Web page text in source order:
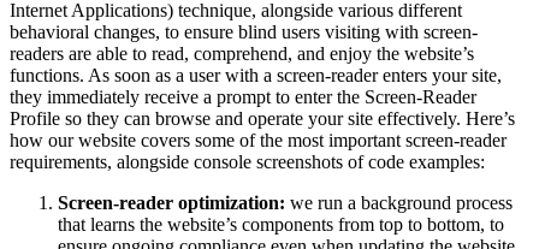
Internet Applications) technique, alongside various different
behavioral changes, to ensure blind users visiting with screen-
readers are able to read, comprehend, and enjoy the website’s
functions. As soon as a user with a screen-reader enters your site,
they immediately receive a prompt to enter the Screen-Reader
Profile so they can browse and operate your site effectively. Here’s
how our website covers some of the most important screen-reader
requirements, alongside console screenshots of code examples:
Screen-reader optimization: we run a background process
that learns the website’s components from top to bottom, to